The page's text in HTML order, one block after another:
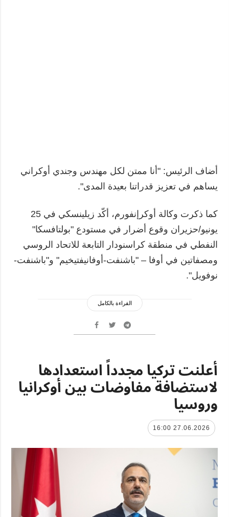
أضاف الرئيس: "أنا ممتن لكل مهندس وجندي أوكراني
يساهم في تعزيز قدراتنا بعيدة المدى".
كما ذكرت وكالة أوكرإنفورم، أكّد زيلينسكي في 25
يونيو/حزيران وقوع أضرار في مستودع "بولتافسكا"
النفطي في منطقة كراسنودار التابعة للاتحاد الروسي
ومصفاتين في أوفا – "باشنفت-أوفانيفتيخيم" و"باشنفت-
نوفويل".
القراءة بالكامل
أعلنت تركيا مجدداً استعدادها
لاستضافة مفاوضات بين أوكرانيا
وروسيا
27.06.2026 16:00